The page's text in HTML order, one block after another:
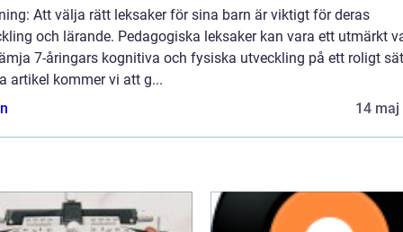
Att välja rätt leksaker för sina barn är viktigt för deras
och lärande. Pedagogiska leksaker kan vara ett utmärkt
7-åringars kognitiva och fysiska utveckling på ett roligt
artikel kommer vi att g...
14 maj